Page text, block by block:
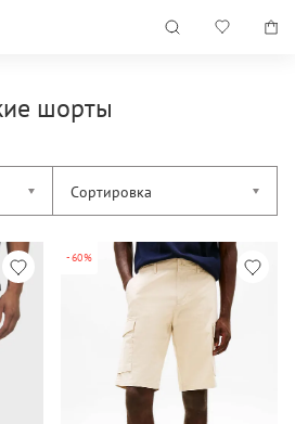
шорты
Сортировка
-60%